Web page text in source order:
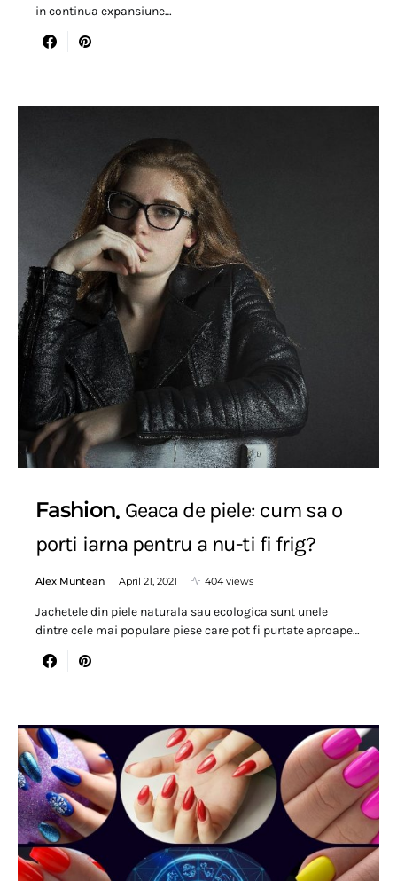
in continua expansiune…
Fashion Geaca de piele: cum sa o
porti iarna pentru a nu-ti fi frig?
Alex Muntean April 21, 2021 404 views
Jachetele din piele naturala sau ecologica sunt unele
dintre cele mai populare piese care pot fi purtate aproape…